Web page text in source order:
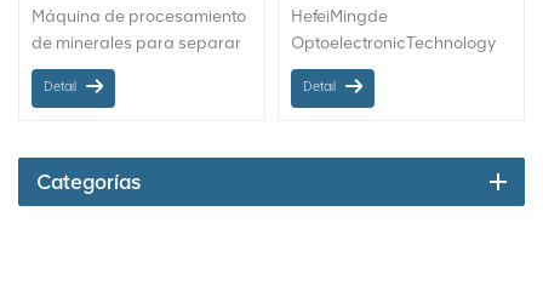
Máquina de procesamiento
de minerales para separar
partículas por diferencia de
color Máquina clasificadora
Detail
HefeiMingde
OptoelectronicTechnology
CO., LTD. desarrolló de
forma independiente la
doméstica en China. El
Detail
Categorías